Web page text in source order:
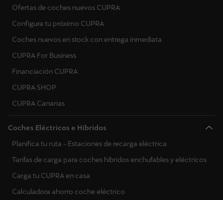
Ofertas de coches nuevos CUPRA
Configura tu próximo CUPRA
Coches nuevos en stock con entrega inmediata
CUPRA For Business
Financiación CUPRA
CUPRA SHOP
CUPRA Canarias
Coches Eléctricos e Híbridos
Planifica tu ruta - Estaciones de recarga eléctrica
Tarifas de carga para coches híbridos enchufables y eléctricos
Carga tu CUPRA en casa
Calculadora ahorro coche eléctrico